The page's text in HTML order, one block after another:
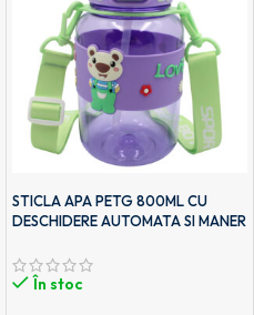
STICLA APA PETG 800ML CU
DESCHIDERE AUTOMATA SI MANER
În stoc